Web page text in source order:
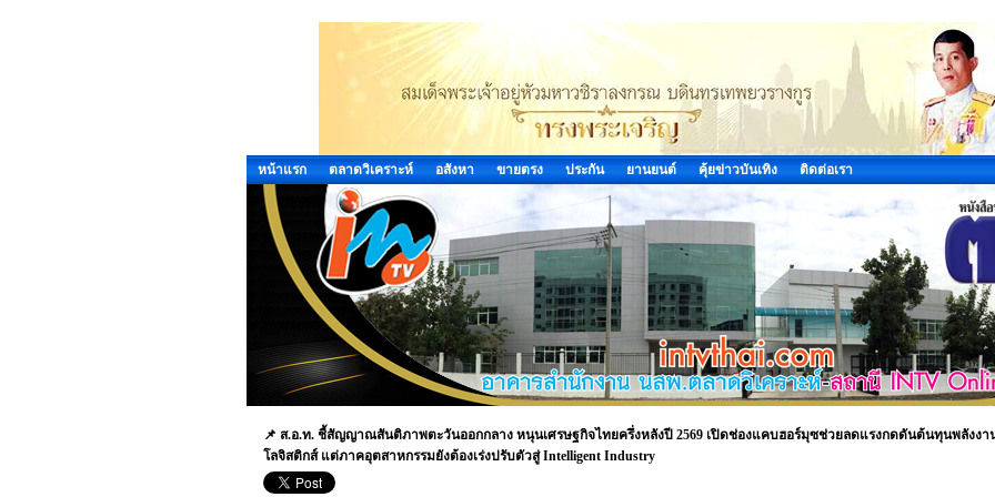
หน้าแรก ตลาดวิเคราะห์ อสังหา ขายตรง ประกัน ยานยนต์ คุ้ยข่าวบันเทิง ติดต่อเรา
📌 ส.อ.ท. ชี้สัญญาณสันติภาพตะวันออกกลาง หนุนเศรษฐกิจไทยครึ่งหลังปี 2569 เปิดช่องแคบฮอร์มุซช่วยลดแรงกดดันต้นทุนพลังงา
โลจิสติกส์ แต่ภาคอุตสาหกรรมยังต้องเร่งปรับตัวสู่ Intelligent Industry